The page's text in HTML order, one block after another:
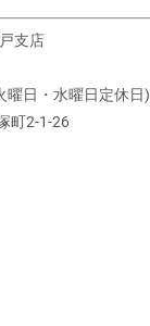
支店
曜日・水曜日定休日)
町2‐1‐26